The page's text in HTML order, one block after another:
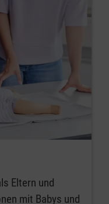
Eltern und
mit Babys und